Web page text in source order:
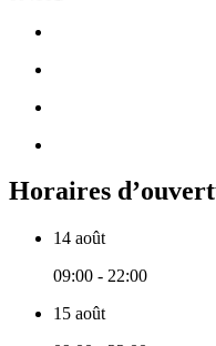
Horaires
14 août
09:00 - 22:00
15 août